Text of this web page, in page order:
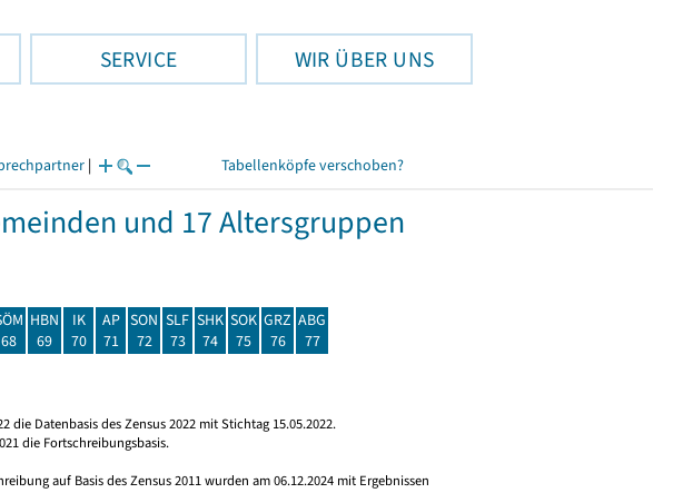
SERVICE WIR ÜBER UNS
| Tabellenköpfe verschoben?
und 17 Altersgruppen
68
HBN
69
IK
70
AP
71
SON
72
SLF
73
SHK
74
SOK
75
GRZ
76
ABG
77
Datenbasis des Zensus 2022 mit Stichtag 15.05.2022.
die Fortschreibungsbasis.
auf Basis des Zensus 2011 wurden am 06.12.2024 mit Ergebnissen